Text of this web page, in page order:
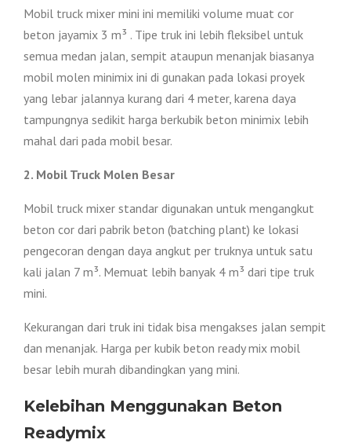
Mobil truck mixer mini ini memiliki volume muat cor
beton jayamix 3 m³ . Tipe truk ini lebih fleksibel untuk
semua medan jalan, sempit ataupun menanjak biasanya
mobil molen minimix ini di gunakan pada lokasi proyek
yang lebar jalannya kurang dari 4 meter, karena daya
tampungnya sedikit harga berkubik beton minimix lebih
mahal dari pada mobil besar.
2. Mobil Truck Molen Besar
Mobil truck mixer standar digunakan untuk mengangkut
beton cor dari pabrik beton (batching plant) ke lokasi
pengecoran dengan daya angkut per truknya untuk satu
kali jalan 7 m³. Memuat lebih banyak 4 m³ dari tipe truk
mini.
Kekurangan dari truk ini tidak bisa mengakses jalan sempit
dan menanjak. Harga per kubik beton ready mix mobil
besar lebih murah dibandingkan yang mini.
Kelebihan Menggunakan Beton
Readymix